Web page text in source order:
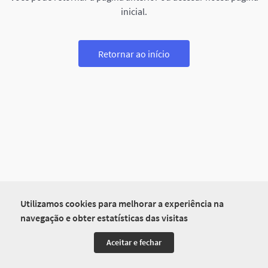
Utilizamos cookies para melhorar a experiência na
navegação e obter estatísticas das visitas
Aceitar e fechar
inicial.
Retornar ao início